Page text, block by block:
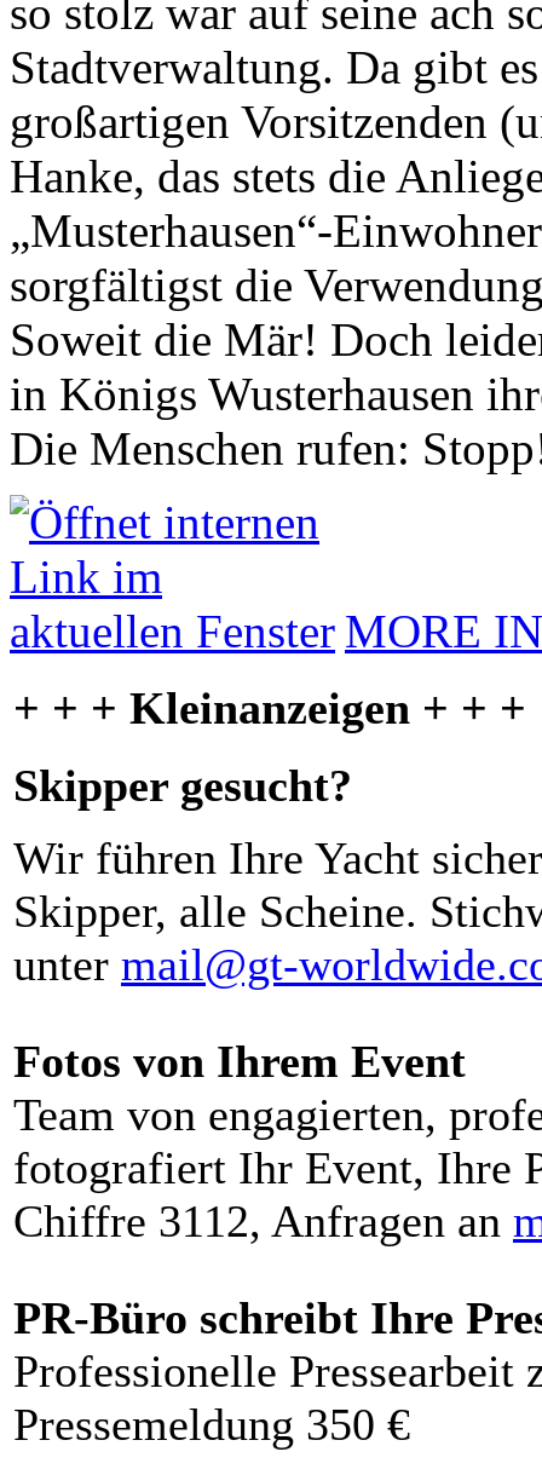
so stolz war auf seine ach
Stadtverwaltung. Da gibt
großartigen Vorsitzenden
Hanke, das stets die
„Musterhausen“-
sorgfältigst die
Soweit die Mär! Doch
in Königs Wusterhausen
Die Menschen rufen:
MORE
+ + + Kleinanzeigen + + +
Skipper gesucht?
Wir führen Ihre Yacht
Skipper, alle Scheine.
unter mail@gt-
Fotos von Ihrem Event
Team von engagierten,
fotografiert Ihr Event, Ihre
Chiffre 3112, Anfragen an
PR-Büro schreibt Ihre
Professionelle Pressearbeit
Pressemeldung 350 €